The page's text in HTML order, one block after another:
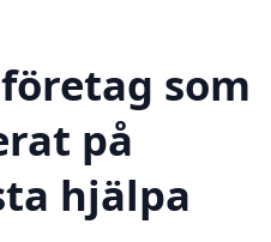
som
på
hjälpa